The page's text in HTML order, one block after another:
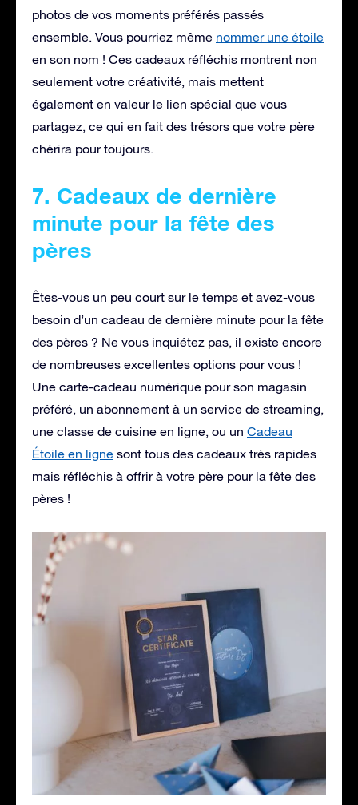
photos de vos moments préférés passés
ensemble. Vous pourriez même nommer une étoile
en son nom ! Ces cadeaux réfléchis montrent non
seulement votre créativité, mais mettent
également en valeur le lien spécial que vous
partagez, ce qui en fait des trésors que votre père
chérira pour toujours.
7. Cadeaux de dernière
minute pour la fête des
pères
Êtes-vous un peu court sur le temps et avez-vous
besoin d’un cadeau de dernière minute pour la fête
des pères ? Ne vous inquiétez pas, il existe encore
de nombreuses excellentes options pour vous !
Une carte-cadeau numérique pour son magasin
préféré, un abonnement à un service de streaming,
une classe de cuisine en ligne, ou un Cadeau
Étoile en ligne sont tous des cadeaux très rapides
mais réfléchis à offrir à votre père pour la fête des
pères !